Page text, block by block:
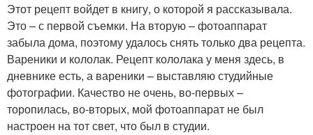
Этот рецепт войдет в книгу, о которой я рассказывала.
Это – с первой съемки. На вторую – фотоаппарат
забыла дома, поэтому удалось снять только два рецепта.
Вареники и кололак. Рецепт кололака у меня здесь, в
дневнике есть, а вареники – выставляю студийные
фотографии. Качество не очень, во-первых –
торопилась, во-вторых, мой фотоаппарат не был
настроен на тот свет, что был в студии.